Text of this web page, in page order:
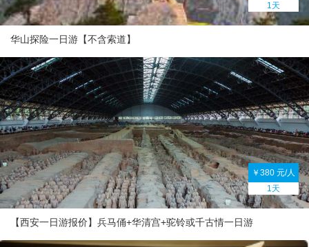
1天
华山探险一日游【不含索道】
￥380 元/人
1天
【西安一日游报价】兵马俑+华清宫+驼铃或千古情一日游